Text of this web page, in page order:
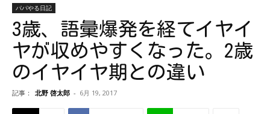
パパやる日記
3歳、語彙爆発を経てイヤイ
ヤが収めやすくなった。2歳
のイヤイヤ期との違い
記事： 北野 啓太郎 - 6月 19, 2017